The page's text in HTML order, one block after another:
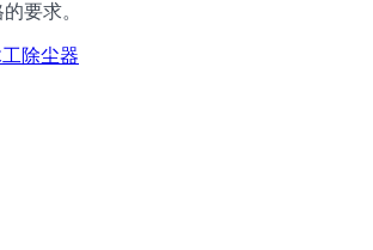
要求。
除尘器